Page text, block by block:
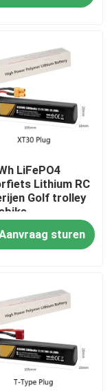
LiFePO4
Lithium RC
Golf trolley
sturen